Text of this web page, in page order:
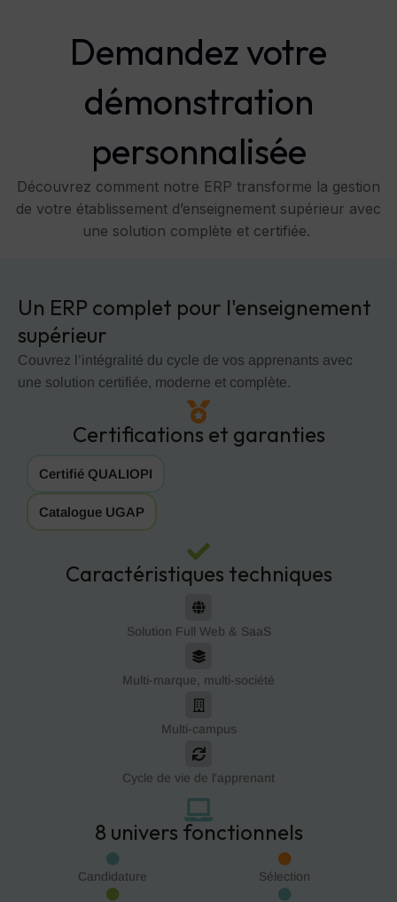
Demandez votre
démonstration
personnalisée
Découvrez comment notre ERP transforme la gestion
de votre établissement d’enseignement supérieur avec
une solution complète et certifiée.
Un ERP complet pour l'enseignement
supérieur
Couvrez l’intégralité du cycle de vos apprenants avec
une solution certifiée, moderne et complète.
Certifications et garanties
Certifié QUALIOPI
Catalogue UGAP
Caractéristiques techniques
Solution Full Web & SaaS
Multi-marque, multi-société
Multi-campus
Cycle de vie de l'apprenant
8 univers fonctionnels
Candidature Sélection